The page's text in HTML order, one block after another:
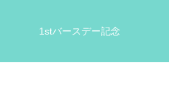
1stバースデー記念